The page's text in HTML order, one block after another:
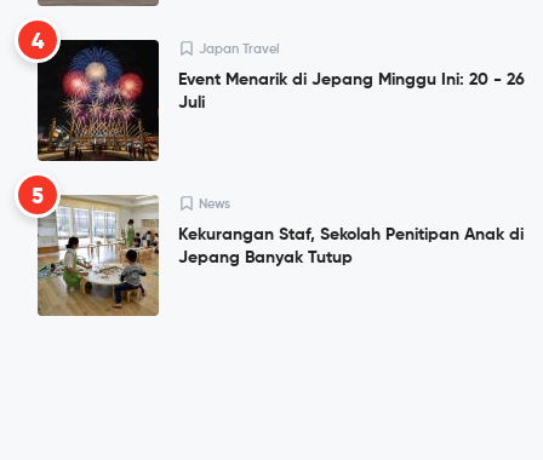
4 Japan Travel
Event Menarik di Jepang Minggu Ini: 20 - 26
Juli
5 News
Kekurangan Staf, Sekolah Penitipan Anak di
Jepang Banyak Tutup